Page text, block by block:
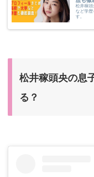
松井稼
など学歴
す。
松井稼頭央の息
る？